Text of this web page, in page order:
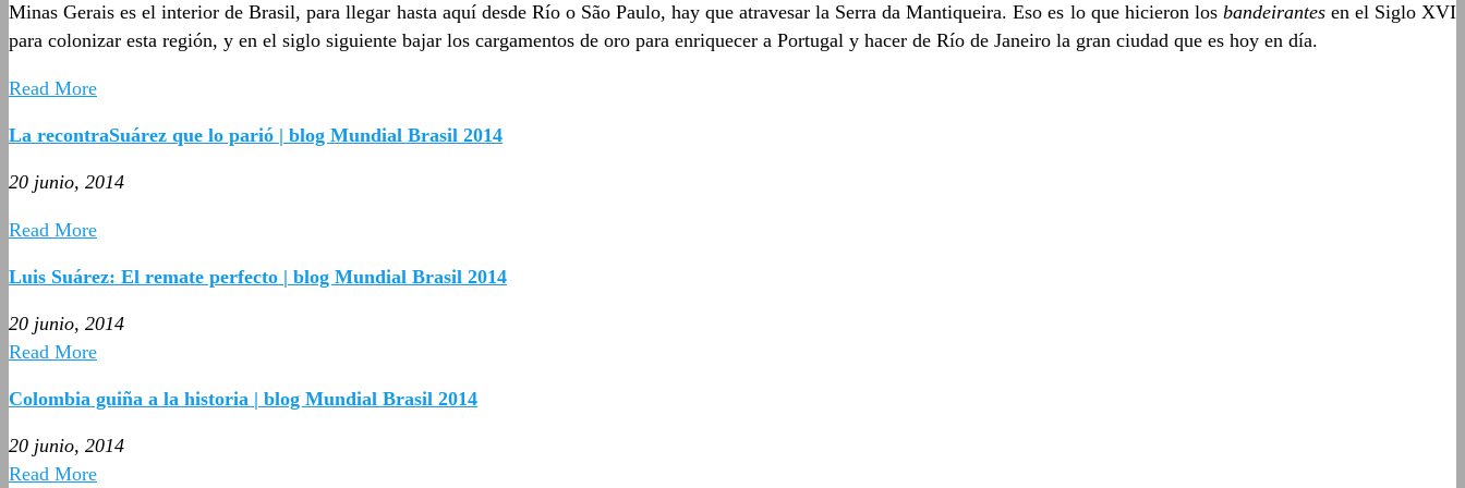
Minas Gerais es el interior de Brasil, para llegar hasta aquí desde Río o São Paulo, hay que atravesar la Serra da Mantiqueira. Eso es lo que hicieron los bandeirantesen el Siglo XVI
para colonizar esta región, y en el siglo siguiente bajar los cargamentos de oro para enriquecer a Portugal y hacer de Río de Janeiro la gran ciudad que es hoy en día.
Read More
La recontraSuárez que lo parió | blog Mundial Brasil 2014
20 junio, 2014
Read More
Luis Suárez: El remate perfecto | blog Mundial Brasil 2014
20 junio, 2014
Read More
Colombia guiña a la historia | blog Mundial Brasil 2014
20 junio, 2014
Read More